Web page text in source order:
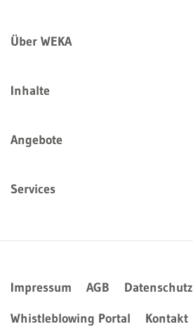
Über WEKA
Inhalte
Angebote
Services
Impressum AGB
Datenschutz
Whistleblowing Portal
Kontakt